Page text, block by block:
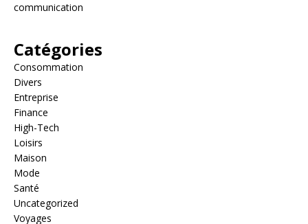
communication
Catégories
Consommation
Divers
Entreprise
Finance
High-Tech
Loisirs
Maison
Mode
Santé
Uncategorized
Voyages